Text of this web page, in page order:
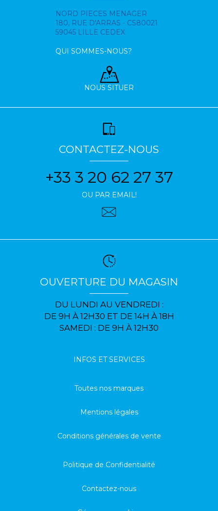
NORD PIECES MENAGER
180, RUE D'ARRAS - CS80021
59045 LILLE CEDEX
QUI SOMMES-NOUS?
NOUS SITUER
CONTACTEZ-NOUS
+33 3 20 62 27 37
OU PAR EMAIL!
OUVERTURE DU MAGASIN
DU LUNDI AU VENDREDI :
DE 9H À 12H30 ET DE 14H À 18H
SAMEDI : DE 9H À 12H30
INFOS ET SERVICES
Toutes nos marques
Mentions légales
Conditions générales de vente
Politique de Confidentialité
Contactez-nous